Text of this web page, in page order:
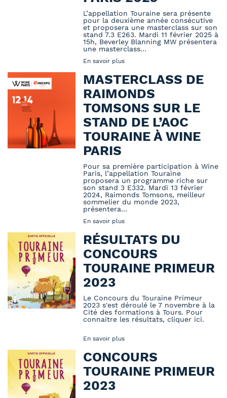
L’appellation Touraine sera présente
pour la deuxième année consécutive
et proposera une masterclass sur son
stand 7.3 E263. Mardi 11 février 2025 à
15h, Beverley Blanning MW présentera
une masterclass…
En savoir plus
MASTERCLASS DE
RAIMONDS
TOMSONS SUR LE
STAND DE L’AOC
TOURAINE À WINE
PARIS
Pour sa première participation à Wine
Paris, l’appellation Touraine
proposera un programme riche sur
son stand 3 E332. Mardi 13 février
2024, Raimonds Tomsons, meilleur
sommelier du monde 2023,
présentera…
En savoir plus
RÉSULTATS DU
CONCOURS
TOURAINE PRIMEUR
2023
Le Concours du Touraine Primeur
2023 s'est déroulé le 7 novembre à la
Cité des formations à Tours. Pour
connaitre les résultats, cliquer ici.
En savoir plus
CONCOURS
TOURAINE PRIMEUR
2023